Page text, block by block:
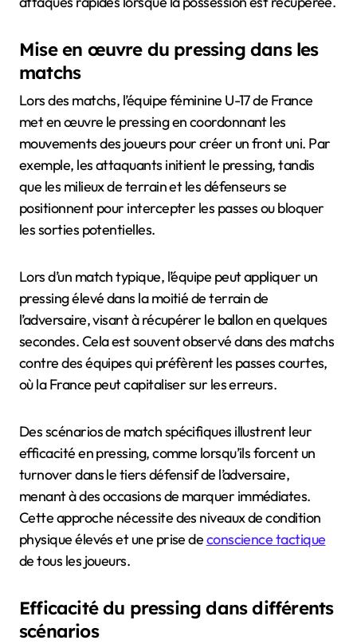
Mise en œuvre du pressing dans les
matchs
Lors des matchs, l’équipe féminine U-17 de France
met en œuvre le pressing en coordonnant les
mouvements des joueurs pour créer un front uni. Par
exemple, les attaquants initient le pressing, tandis
que les milieux de terrain et les défenseurs se
positionnent pour intercepter les passes ou bloquer
les sorties potentielles.
Lors d’un match typique, l’équipe peut appliquer un
pressing élevé dans la moitié de terrain de
l’adversaire, visant à récupérer le ballon en quelques
secondes. Cela est souvent observé dans des matchs
contre des équipes qui préfèrent les passes courtes,
où la France peut capitaliser sur les erreurs.
Des scénarios de match spécifiques illustrent leur
efficacité en pressing, comme lorsqu’ils forcent un
turnover dans le tiers défensif de l’adversaire,
menant à des occasions de marquer immédiates.
Cette approche nécessite des niveaux de condition
physique élevés et une prise deconscience tactique
de tous les joueurs.
Efficacité du pressing dans différents
scénarios